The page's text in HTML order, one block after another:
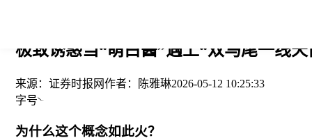
极致诱惑当“萌白酱”遇上“双马尾一线
来源： 证券时报网作者： 陈雅琳2026-05-12 10:25:33
字号
为什么这个概念如此火？